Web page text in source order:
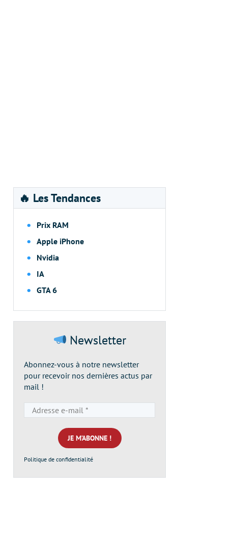
🔥 Les Tendances
Prix RAM
Apple iPhone
Nvidia
IA
GTA 6
Newsletter
Abonnez-vous à notre newsletter
pour recevoir nos dernières actus par
mail !
e-
mail
*
Politique de confidentialité